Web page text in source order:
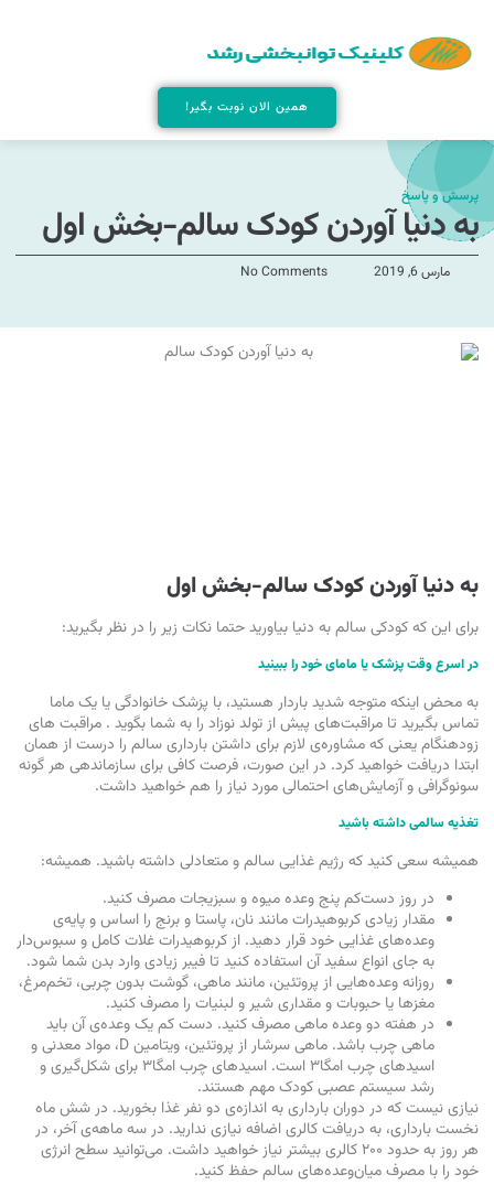
همین الان نوبت بگیر!
پرسش و پاسخ
به دنیا آوردن کودک سالم-بخش اول
مارس 6, 2019 No Comments
به دنیا آوردن کودک سالم-بخش اول
برای این که کودکی سالم به دنیا بیاورید حتما نکات زیر را در نظر بگیرید:
در اسرع وقت پزشک یا مامای خود را ببینید
به محض اینکه متوجه شدید باردار هستید، با پزشک خانوادگی یا یک ماما
تماس بگیرید تا مراقبت‌های پیش از تولد نوزاد را به شما بگوید . مراقبت های
زودهنگام یعنی که مشاوره‌ی لازم برای داشتن بارداری سالم را درست از همان
ابتدا دریافت خواهید کرد. در این صورت، فرصت کافی برای سازماندهی هر گونه
سونوگرافی و آزمایش‌های احتمالی مورد نیاز را هم خواهید داشت.
تغذیه‌ سالمی داشته باشید
همیشه سعی کنید که رژیم غذایی سالم و متعادلی داشته باشید. همیشه:
در روز دست‌کم پنج وعده میوه و سبزیجات مصرف کنید.
مقدار زیادی کربوهیدرات مانند نان، پاستا و برنج را اساس و پایه‌ی
وعده‌های غذایی خود قرار دهید. از کربوهیدرات غلات کامل و سبوس‌دار
به جای انواع سفید آن استفاده کنید تا فیبر زیادی وارد بدن شما شود.
روزانه وعده‌هایی از پروتئین، مانند ماهی، گوشت بدون چربی، تخم‌مرغ،
مغزها یا حبوبات و مقداری شیر و لبنیات را مصرف کنید.
در هفته دو وعده ماهی مصرف کنید. دست کم یک وعده‌ی آن باید
ماهی چرب باشد. ماهی سرشار از پروتئین، ویتامین D، مواد معدنی و
اسیدهای چرب امگا۳ است. اسیدهای چرب امگا۳ برای شکل‌گیری و
رشد سیستم عصبی کودک مهم هستند.
نیازی نیست که در دوران بارداری به اندازه‌ی دو نفر غذا بخورید. در شش ماه
نخست بارداری، به دریافت کالری اضافه نیازی ندارید. در سه ماهه‌ی آخر، در
هر روز به حدود ۲۰۰ کالری بیشتر نیاز خواهید داشت. می‌توانید سطح انرژی
خود را با مصرف میان‌وعده‌های سالم حفظ کنید.